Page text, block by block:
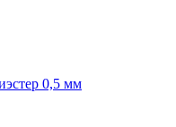
0,5 мм